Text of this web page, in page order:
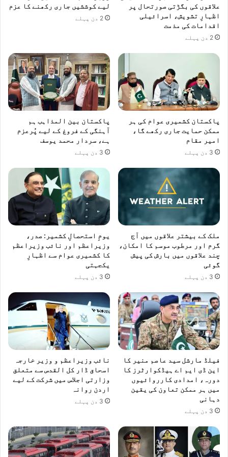
ی
ں
د
ی
گ
ز
ی
ر
د
ا
خ
ہ
علاقوں کی بگڑتی صورتحال پر
اظہارِ تشویش، اسرائیلی
اقدامات کی مذمت
2 دن پہلے
لیے کوششیں جاری رکھنے کا عزم
2 دن پہلے
پاکستان کشمیری عوام کی ہر
ممکن حمایت جاری رکھے گا،
امیر مقام
3 دن پہلے
پاکستان بین المذاہب ہم
آہنگی کے فروغ کے لیے پُرعزم
ہے، سردار محمد یوسف
3 دن پہلے
ملک کے بیشتر علاقوں میں آج
گرم اور مرطوب موسم کا امکان،
چند علاقوں میں بارش کی پیش
گوئی
3 دن پہلے
یومِ استحصالِ کشمیر: صدر،
وزیراعظم اور نائب وزیراعظم
کا کشمیری عوام سے اظہارِ
یکجہتی
3 دن پہلے
فیلڈ مارشل سید عاصم منیر کا
این ڈی ایم اے ہیڈکوارٹرز کا
دورہ، امدادی کارروائیوں
میں ہر ممکن تعاون کی یقین
دہانی
3 دن پہلے
نائب وزیراعظم و وزیر خارجہ
اسحاق ڈار کل القدس سے متعلق
وزارتی اجلاس میں شرکت کے لیے
اردن روانہ
3 دن پہلے